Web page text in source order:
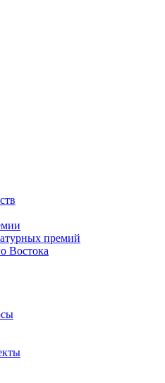
премий
Востока